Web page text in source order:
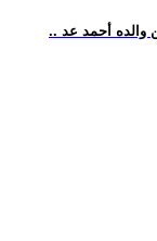
والده أحمد عد